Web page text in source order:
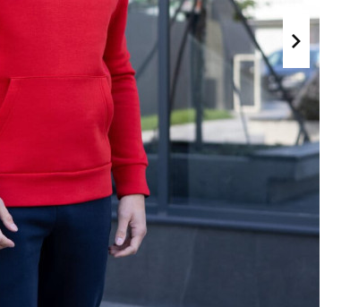
Літні комплекти
Комбінезони
Спортивні
Поло
Сорочки
Футболки
Майки
ХУДІ, СВІТШОТИ, СВЕТРИ
Светри